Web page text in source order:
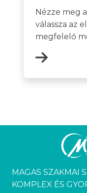
Nézze meg
válassza az
megfelelő
MAGAS SZAKMAI
KOMPLEX ÉS